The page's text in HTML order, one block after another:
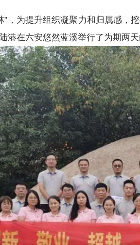
”，为提升组织凝聚力和归属感
港在六安悠然蓝溪举行了为期两